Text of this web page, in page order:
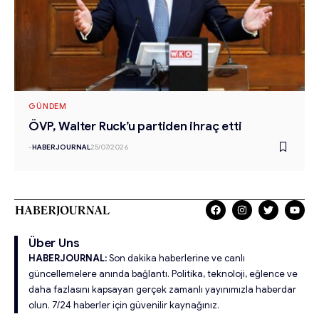
GÜNDEM
ÖVP, Walter Ruck’u partiden ihraç etti
-HABERJOURNAL25/07/2026
Über Uns
HABERJOURNAL:Son dakika haberlerine ve canlı
güncellemelere anında bağlantı. Politika, teknoloji, eğlence ve
daha fazlasını kapsayan gerçek zamanlı yayınımızla haberdar
olun. 7/24 haberler için güvenilir kaynağınız.